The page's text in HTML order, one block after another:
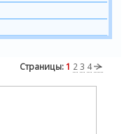
Страницы: 1 2 3 4